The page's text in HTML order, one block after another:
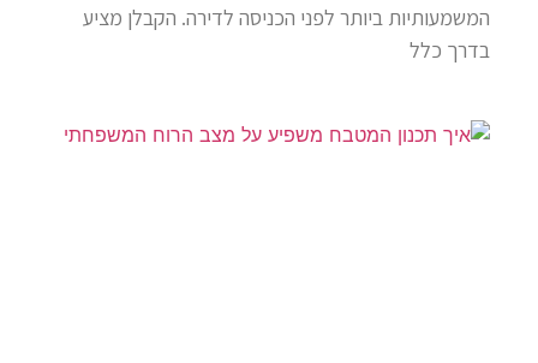
המשמעותיות ביותר לפני הכניסה לדירה. הקבלן מציע
בדרך כלל